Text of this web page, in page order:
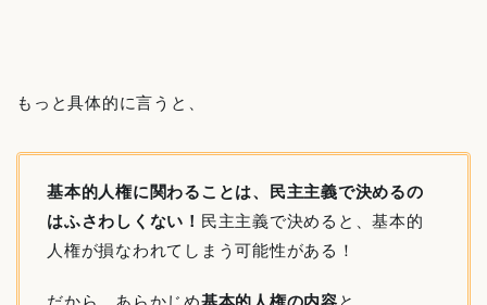
もっと具体的に言うと、
基本的人権に関わることは、民主主義で決めるの
はふさわしくない！ 民主主義で決めると、基本的
人権が損なわれてしまう可能性がある！
だから、あらかじめ基本的人権の内容と、